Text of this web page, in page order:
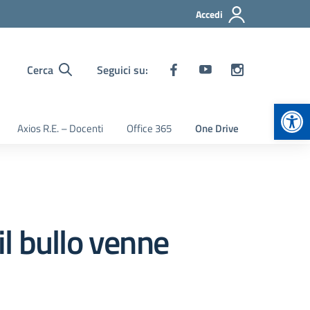
Accedi
Cerca Seguici su:
Axios R.E. – Docenti Office 365 One Drive
bullo venne